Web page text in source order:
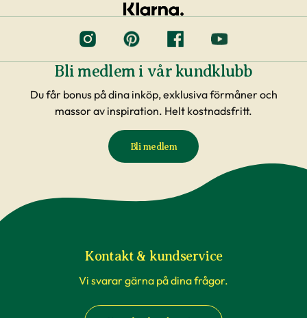
Bli medlem i vår kundklubb
Du får bonus på dina inköp, exklusiva förmåner och
massor av inspiration. Helt kostnadsfritt.
Bli medlem
Kontakt & kundservice
Vi svarar gärna på dina frågor.